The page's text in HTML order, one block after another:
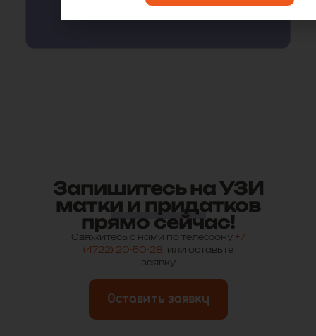
Запишитесь на УЗИ
матки и придатков
прямо сейчас!
Свяжитесь с нами по телефону +7
(4722) 20-50-28 или оставьте
заявку
Оставить заявку